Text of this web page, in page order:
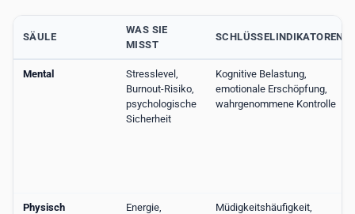
SÄULE
WAS SIE
MISST
SCHLÜSSELINDIKATOREN
Mental
Stresslevel,
Burnout-Risiko,
psychologische
Sicherheit
Kognitive Belastung,
emotionale Erschöpfung,
wahrgenommene Kontrolle
Physisch
Energie,
Müdigkeitshäufigkeit,